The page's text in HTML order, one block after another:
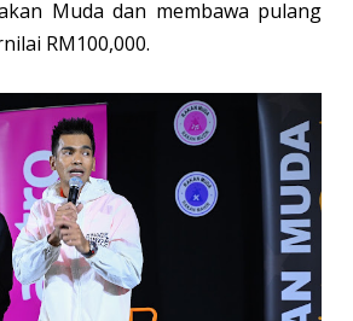
Muda dan membawa pulang
RM100,000.